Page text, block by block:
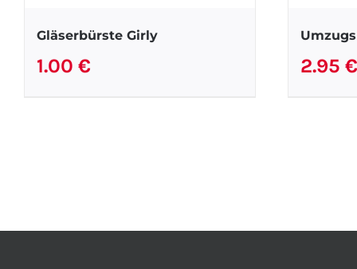
Gläserbürste Girly
1.00 € 2.95 €